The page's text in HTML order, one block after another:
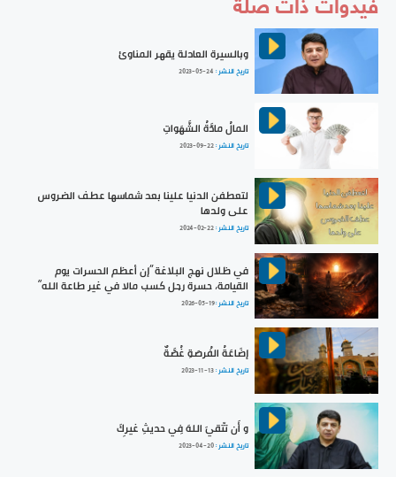
وبالسيرة العادلة يقهر المناوئ
تاريخ النشر : 2023-05-24
المالُ مادَّةُ الشَّهَواتِ
تاريخ النشر :2023-09-22
لتعطفن الدنيا علينا بعد شماسها عطف الضروس
على ولدها
تاريخ النشر :2024-02-22
في ظلال نهج البلاغة ”إن أعظم الحسرات يوم
القيامة، حسرة رجل كسب مالا في غير طاعة الله“
تاريخ النشر :2026-05-19
إضَاعَةُ الفُرصَةِ غُصَّةٌ
تاريخ النشر :2023-11-13
و أَن تتّقيَ اللهَ فِي حديثِ غيرِكَ
تاريخ النشر :2023-04-20